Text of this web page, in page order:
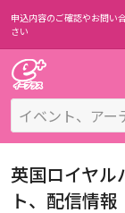
申込内容のご確認やお問い
さい
英国ロイヤル
ト、配信情報